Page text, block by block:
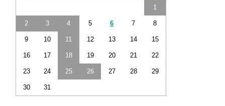
1
2 3 4 5 6 7 8
9 10 11 12 13 14 15
16 17 18 19 20 21 22
23 24 25 26 27 28 29
30 31